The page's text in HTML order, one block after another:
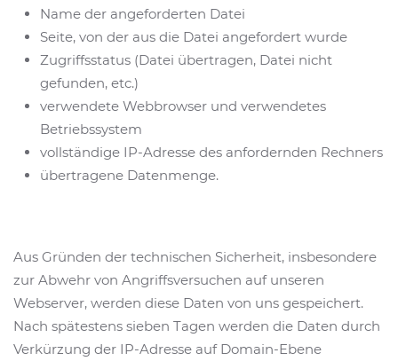
Name der angeforderten Datei
Seite, von der aus die Datei angefordert wurde
Zugriffsstatus (Datei übertragen, Datei nicht
gefunden, etc.)
verwendete Webbrowser und verwendetes
Betriebssystem
vollständige IP-Adresse des anfordernden Rechners
übertragene Datenmenge.
Aus Gründen der technischen Sicherheit, insbesondere
zur Abwehr von Angriffsversuchen auf unseren
Webserver, werden diese Daten von uns gespeichert.
Nach spätestens sieben Tagen werden die Daten durch
Verkürzung der IP-Adresse auf Domain-Ebene